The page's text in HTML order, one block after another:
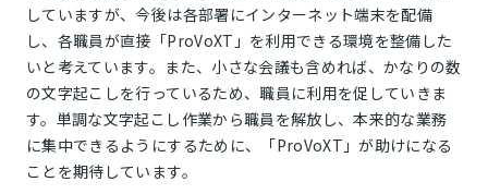
していますが、今後は各部署にインターネット端末を配備
し、各職員が直接「ProVoXT」を利用できる環境を整備した
いと考えています。また、小さな会議も含めれば、かなりの数
の文字起こしを行っているため、職員に利用を促していきま
す。単調な文字起こし作業から職員を解放し、本来的な業務
に集中できるようにするために、「ProVoXT」が助けになる
ことを期待しています。